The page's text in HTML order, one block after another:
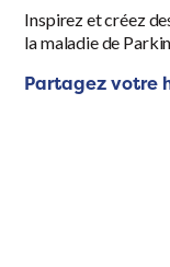
Inspirez et créez
la maladie de
Partagez votre